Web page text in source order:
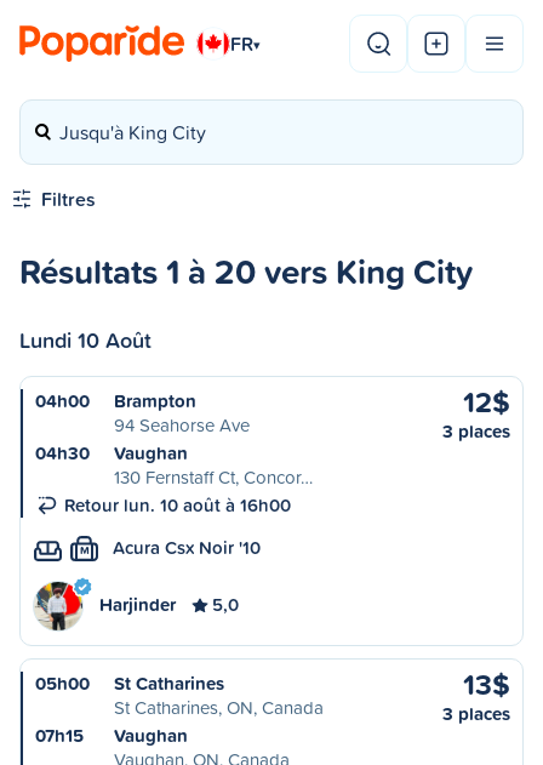
FR▾
Jusqu'à King City
Filtres
Résultats 1 à 20 vers King City
Lundi 10 Août
04h00
Brampton
94 Seahorse Ave
04h30
Vaughan
130 Fernstaff Ct, Concor…
Retour lun. 10 août à 16h00
12$
3 places
M Acura Csx Noir '10
Harjinder 5,0
05h00
St Catharines
St Catharines, ON, Canada
07h15
Vaughan
Vaughan, ON, Canada
13$
3 places